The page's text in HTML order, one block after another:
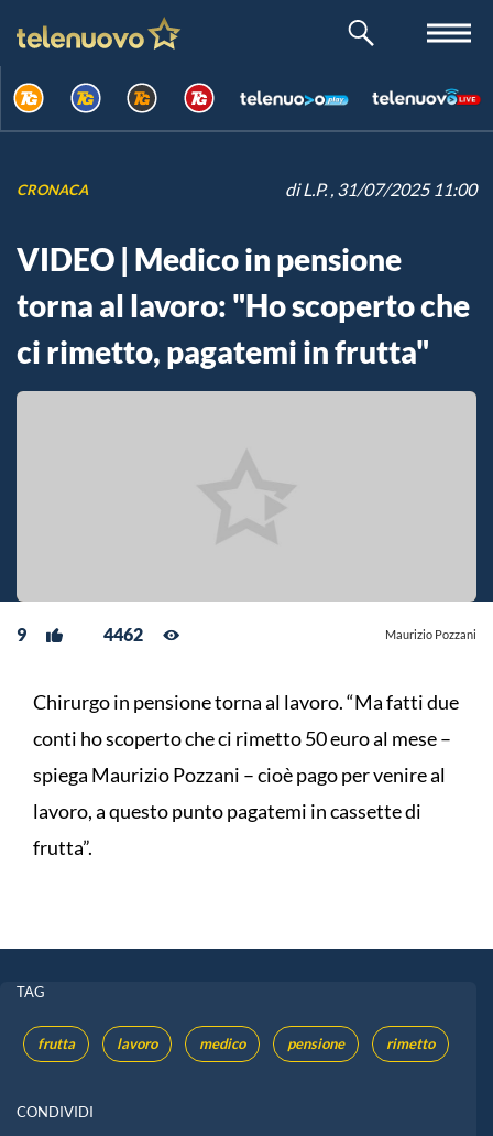
CRONACA diL.P., 31/07/2025 11:00
VIDEO | Medico in pensione
torna al lavoro: "Ho scoperto che
ci rimetto, pagatemi in frutta"
9 4462 Maurizio Pozzani
Chirurgo in pensione torna al lavoro. “Ma fatti due
conti ho scoperto che ci rimetto 50 euro al mese –
spiega Maurizio Pozzani – cioè pago per venire al
lavoro, a questo punto pagatemi in cassette di
frutta”.
TAG
frutta lavoro medico pensione rimetto
CONDIVIDI